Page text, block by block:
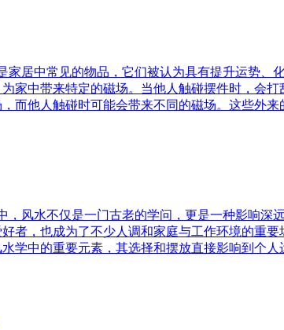
家居中常见的物品，它们被认为具有提升运势
家中带来特定的磁场。当他人触碰摆件时，会
而他人触碰时可能会带来不同的磁场。这些外
风水不仅是一门古老的学问，更是一种影响
者，也成为了不少人调和家庭与工作环境的重
学中的重要元素，其选择和摆放直接影响到个人